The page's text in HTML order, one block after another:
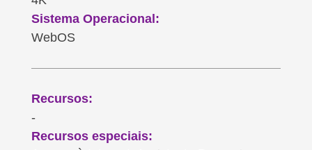
Sistema Operacional:
WebOS
Recursos:
-
Recursos especiais: